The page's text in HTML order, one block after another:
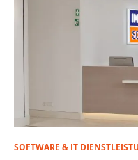
SOFTWARE & IT